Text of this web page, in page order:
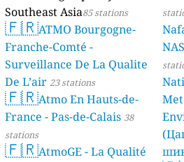
Southeast Asia85 stations
🇫🇷ATMO Bourgogne-
Franche-Comté -
Surveillance De La Qualite
De L’air 23 stations
🇫🇷Atmo En Hauts-de-
France - Pas-de-Calais 38
stations
🇫🇷AtmoGE - La Qualité